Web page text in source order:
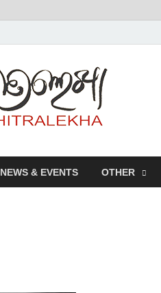
NEWS & EVENTS OTHER